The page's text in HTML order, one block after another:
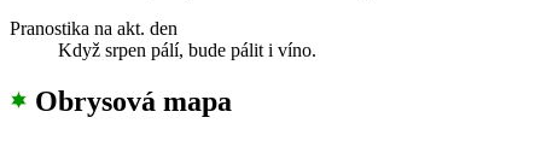
Pranostika na akt. den
Když srpen pálí, bude pálit i víno.
Obrysová mapa